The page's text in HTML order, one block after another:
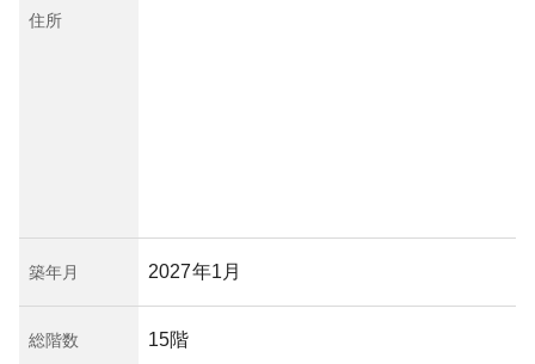
住所
築年月 2027年1月
総階数 15階